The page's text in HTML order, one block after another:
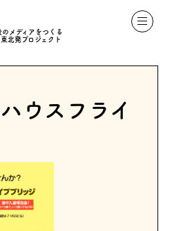
のメディアをつくる
北発プロジェクト
ウスフライ